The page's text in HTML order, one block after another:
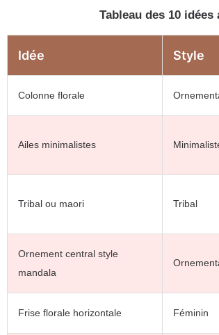
Tableau des 10
Idée Style
Colonne florale
Ailes minimalistes
Tribal ou maori Tribal
Ornement central style
mandala
Frise florale horizontale Féminin